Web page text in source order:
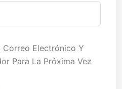
Correo Electrónico Y
Para La Próxima Vez